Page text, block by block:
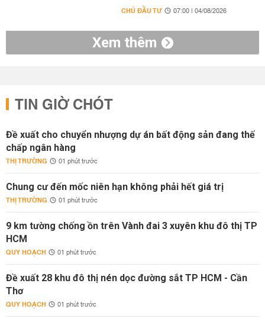
CHỦ ĐẦU TƯ 07:00 | 04/08/2026
Xem thêm
TIN GIỜ CHÓT
Đề xuất cho chuyển nhượng dự án bất động sản đang thế
chấp ngân hàng
THỊ TRƯỜNG 01 phút trước
Chung cư đến mốc niên hạn không phải hết giá trị
THỊ TRƯỜNG 01 phút trước
9 km tường chống ồn trên Vành đai 3 xuyên khu đô thị TP
HCM
QUY HOẠCH 01 phút trước
Đề xuất 28 khu đô thị nén dọc đường sắt TP HCM - Cần
Thơ
QUY HOẠCH 01 phút trước